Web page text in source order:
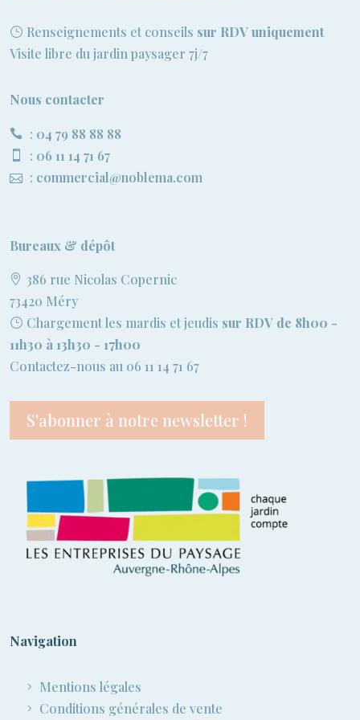
Renseignements et conseils sur RDV uniquement
Visite libre du jardin paysager 7j/7
Nous contacter
: 04 79 88 88 88
: 06 11 14 71 67
: commercial@noblema.com
Bureaux & dépôt
386 rue Nicolas Copernic
73420 Méry
Chargement les mardis et jeudis sur RDV de 8h00 -
11h30 à 13h30 - 17h00
Contactez-nous au 06 11 14 71 67
S'abonner à notre newsletter !
Navigation
Mentions légales
Conditions générales de vente